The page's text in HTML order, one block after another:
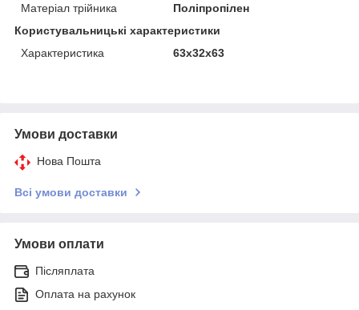
Матеріал трійника
Поліпропілен
Користувальницькі характеристики
Характеристика
63х32х63
Умови доставки
Нова Пошта
Всі умови доставки
Умови оплати
Післяплата
Оплата на рахунок